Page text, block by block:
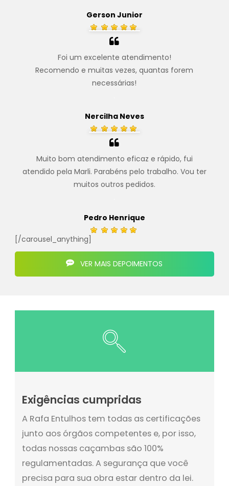
Gerson Junior
Foi um excelente atendimento!
Recomendo e muitas vezes, quantas forem
necessárias!
Nercilha Neves
Muito bom atendimento eficaz e rápido, fui
atendido pela Marli. Parabéns pelo trabalho. Vou ter
muitos outros pedidos.
Pedro Henrique
[/carousel_anything]
VER MAIS DEPOIMENTOS
Exigências cumpridas
A Rafa Entulhos tem todas as certificações
junto aos órgãos competentes e, por isso,
todas nossas caçambas são 100%
regulamentadas. A segurança que você
precisa para sua obra estar dentro da lei.